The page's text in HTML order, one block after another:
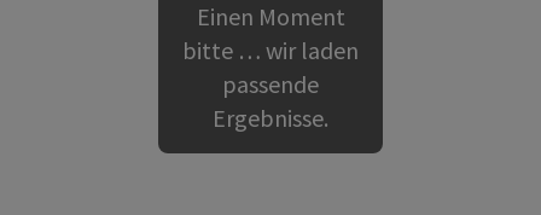
Einen Moment
bitte … wir laden
passende
Ergebnisse.